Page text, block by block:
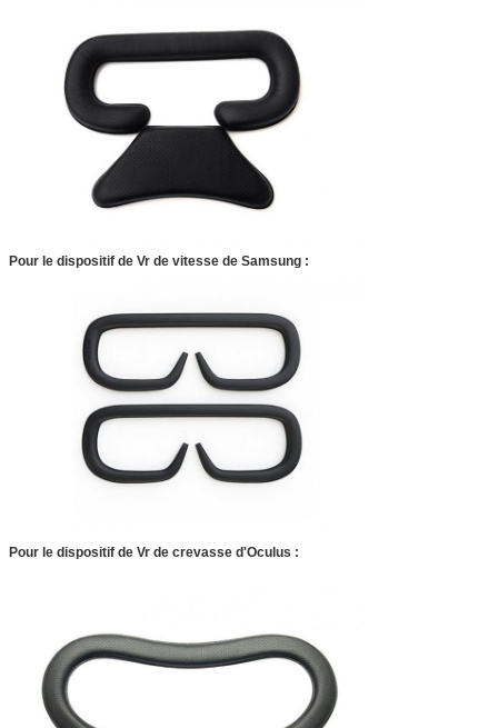
Pour le dispositif de Vr de vitesse de Samsung :
Pour le dispositif de Vr de crevasse d'Oculus :